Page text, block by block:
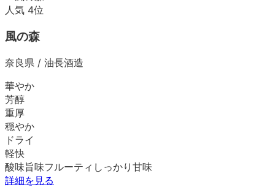
人気 4位
風の森
奈良県 / 油長酒造
華やか
芳醇
重厚
穏やか
ドライ
軽快
酸味旨味フルーティ しっかり 甘味
詳細を見る